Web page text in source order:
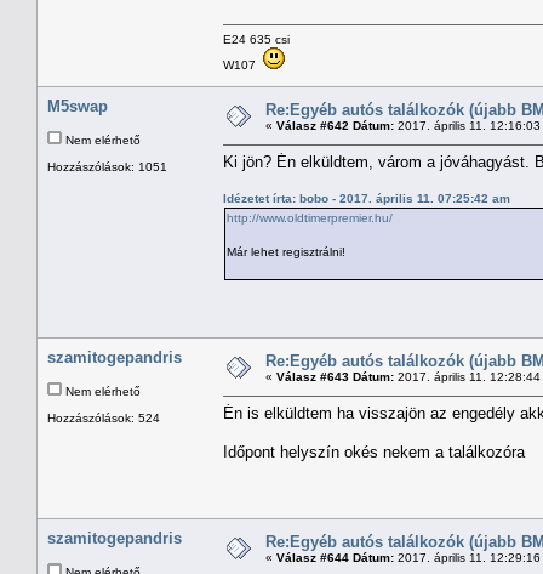
E24 635 csi
W107
M5swap
Nem elérhető
Hozzászólások: 1051
Re:Egyéb autós találkozók (újabb
« Válasz #642 Dátum: 2017. április 11. 12:16:03
Ki jön? Én elküldtem, várom a jóváhagyást.
Idézetet írta: bobo - 2017. április 11. 07:25:42 am
http://www.oldtimerpremier.hu/
Már lehet regisztrálni!
szamitogepandris
Nem elérhető
Hozzászólások: 524
Re:Egyéb autós találkozók (újabb
« Válasz #643 Dátum: 2017. április 11. 12:28:44
Én is elküldtem ha visszajön az engedély
Időpont helyszín okés nekem a találkozóra
szamitogepandris Re:Egyéb autós találkozók (újabb
« Válasz #644 Dátum: 2017. április 11. 12:29:16